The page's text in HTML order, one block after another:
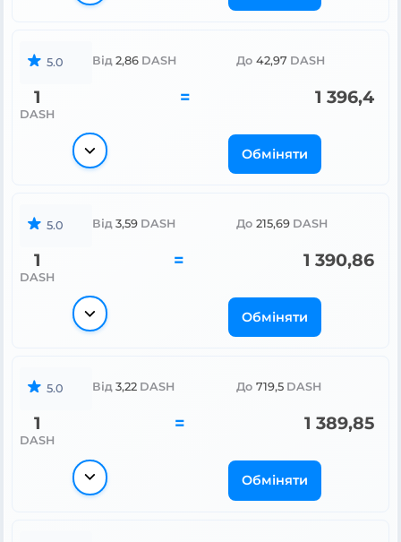
5.0 Від 2,86 DASH До 42,97 DASH
1
DASH
= 1 396,4
Обміняти
5.0 Від 3,59 DASH До 215,69 DASH
1
DASH
= 1 390,86
Обміняти
5.0 Від 3,22 DASH До 719,5 DASH
1
DASH
= 1 389,85
Обміняти